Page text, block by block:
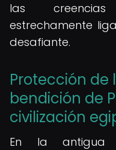
las
estrechamente
desafiante.
Protección de
bendición de
civilización
En la antigua